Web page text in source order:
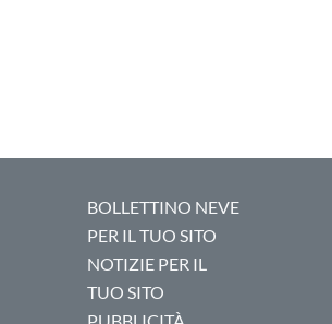
BOLLETTINO NEVE
PER IL TUO SITO
NOTIZIE PER IL
TUO SITO